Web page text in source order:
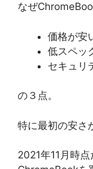
なぜ
価格が安
低スペッ
セキュリ
の３点。
特に最初の安さ
2021年11月時